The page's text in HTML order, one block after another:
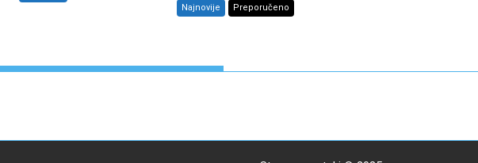
Najnovije Preporučeno